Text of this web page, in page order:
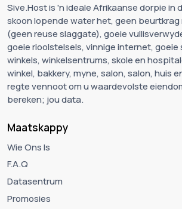
Sive.Host is 'n ideale Afrikaanse dorpie in
skoon lopende water het, geen beurtkrag
(geen reuse slaggate), goeie
goeie rioolstelsels, vinnige internet, goeie
winkels, winkelsentrums, skole en
winkel, bakkery, myne, salon, salon, huis
regte vennoot om u waardevolste
bereken; jou data.
Maatskappy
Wie Ons Is
F.A.Q
Datasentrum
Promosies